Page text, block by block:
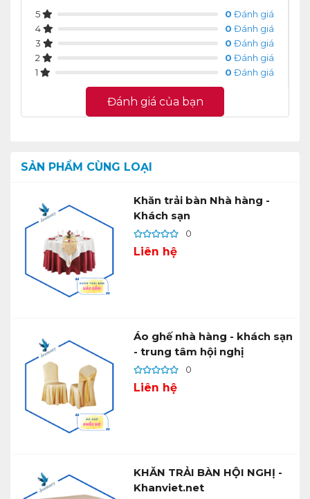
5 0 Đánh giá
4
0 Đánh giá
3
0 Đánh giá
2
0 Đánh giá
1
0 Đánh giá
Đánh giá của bạn
SẢN PHẨM CÙNG LOẠI
Khăn trải bàn Nhà hàng -
Khách sạn
0
Liên hệ
Áo ghế nhà hàng - khách sạn
- trung tâm hội nghị
0
Liên hệ
KHĂN TRẢI BÀN HỘI NGHỊ -
Khanviet.net